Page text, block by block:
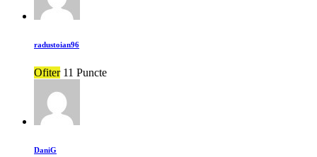
radustoian96
Ofiter 11 Puncte
DaniG